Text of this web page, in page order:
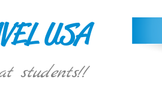
USA
students!!